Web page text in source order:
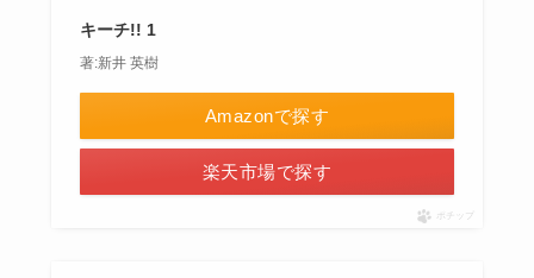
キーチ!! 1
著:新井 英樹
Amazonで探す
楽天市場で探す
ポチップ